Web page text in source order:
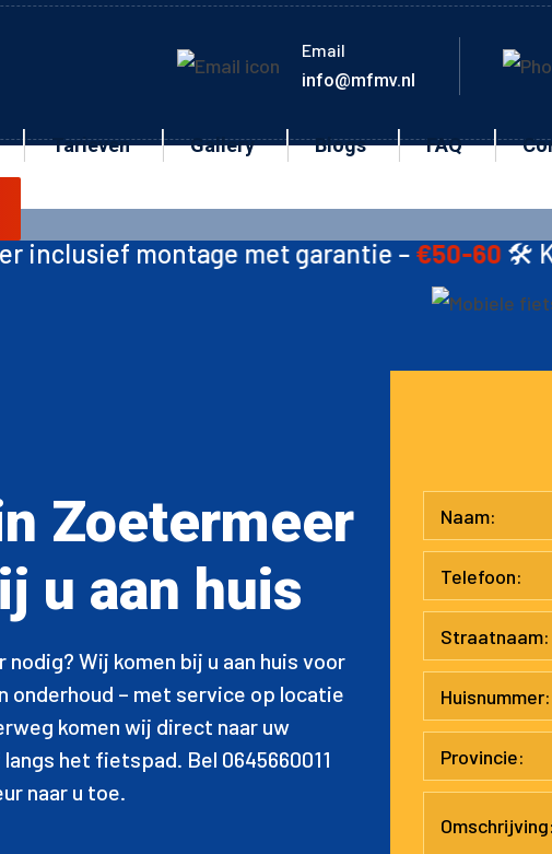
Email
info@mfmv.nl
Tarieven Gallery Blogs FAQ
met garantie –€50-60🛠️ Ketting –€15🛠️
Zoetermeer
u aan huis
Wij komen bij u aan huis voor
– met service op locatie
komen wij direct naar uw
het fietspad. Bel 0645660011
naar u toe.